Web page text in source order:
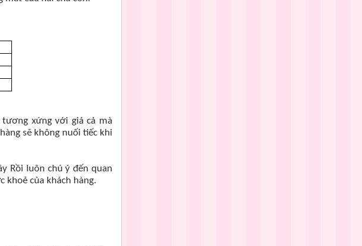
tương xứng với giá cả mà
sẽ không nuối tiếc khi
Rồi luôn chú ý đến quan
khoẻ của khách hàng.